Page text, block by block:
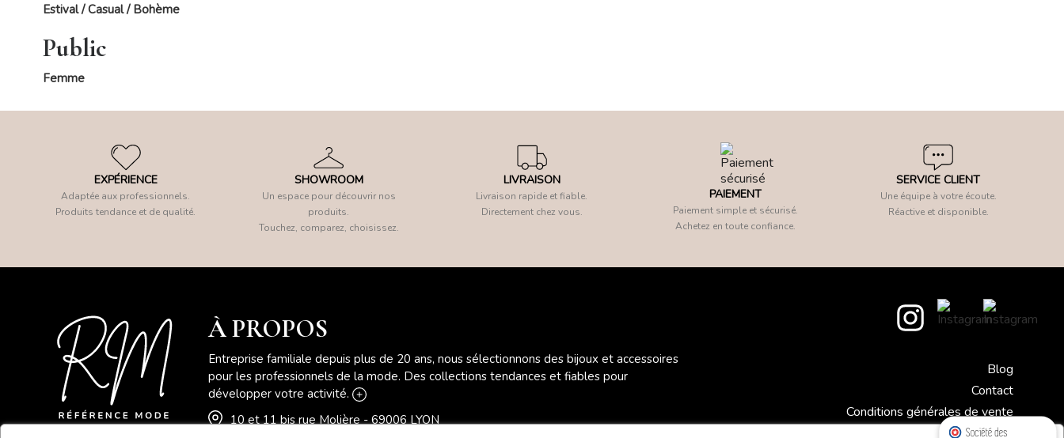
Estival / Casual / Bohème
Public
Femme
EXPÉRIENCE
Adaptée aux professionnels.
Produits tendance et de qualité.
SHOWROOM
Un espace pour découvrir nos
produits.
Touchez, comparez, choisissez.
LIVRAISON
Livraison rapide et fiable.
Directement chez vous.
PAIEMENT
Paiement simple et sécurisé.
Achetez en toute confiance.
SERVICE CLIENT
Une équipe à votre écoute.
Réactive et disponible.
À PROPOS
Entreprise familiale depuis plus de 20 ans, nous sélectionnons des bijoux et accessoires
pour les professionnels de la mode. Des collections tendances et fiables pour
développer votre activité.
10 et 11 bis rue Molière - 69006 LYON
Blog
Contact
Conditions générales de vente
Mentions légales